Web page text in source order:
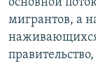
мигрантов, а